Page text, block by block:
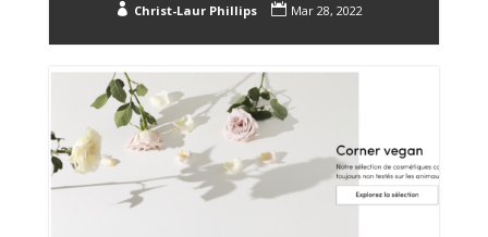
 Christ-Laur Phillips  Mar 28, 2022